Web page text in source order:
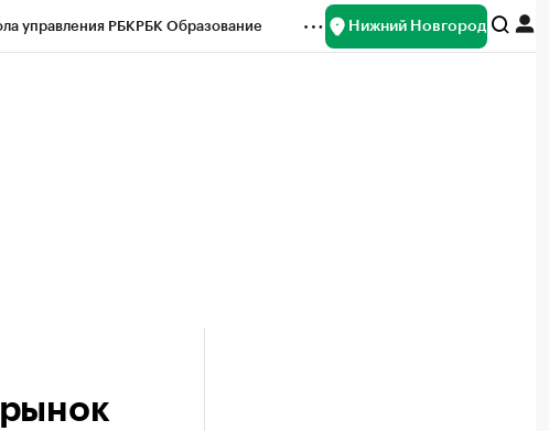
управления РБКРБК Образование Нижний Новгород